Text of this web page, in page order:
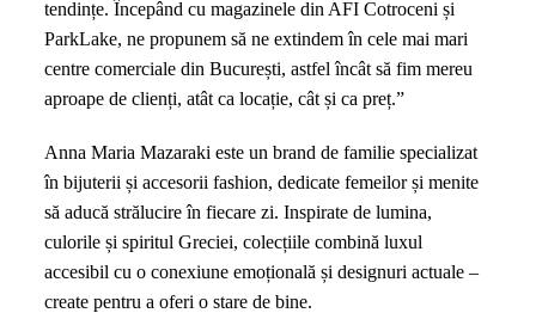
tendințe. Începând cu magazinele din AFI Cotroceni și
ParkLake, ne propunem să ne extindem în cele mai mari
centre comerciale din București, astfel încât să fim mereu
aproape de clienți, atât ca locație, cât și ca preț.”
Anna Maria Mazaraki este un brand de familie specializat
în bijuterii și accesorii fashion, dedicate femeilor și menite
să aducă strălucire în fiecare zi. Inspirate de lumina,
culorile și spiritul Greciei, colecțiile combină luxul
accesibil cu o conexiune emoțională și designuri actuale –
create pentru a oferi o stare de bine.